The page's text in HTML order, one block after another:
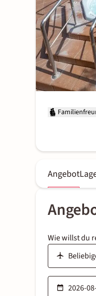
Angebot
Wie willst du